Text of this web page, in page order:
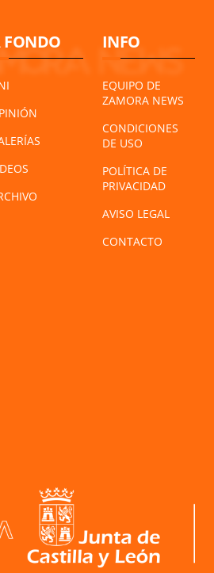
FONDO INFO
EQUIPO DE
ZAMORA NEWS
CONDICIONES
DE USO
POLÍTICA DE
PRIVACIDAD
AVISO LEGAL
CONTACTO